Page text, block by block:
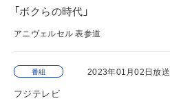
「ボクらの時代」
アニヴェルセル 表参道
番組 2023年01月02日放送
フジテレビ